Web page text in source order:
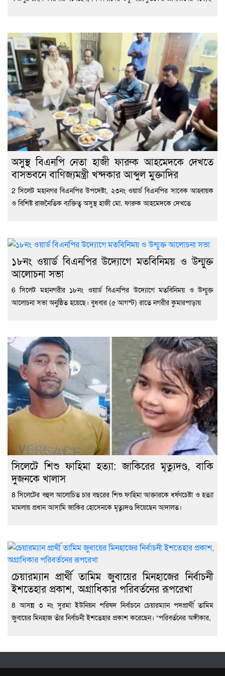
অসুস্থ বিএনপি নেতা হাজী ফারুক আহমেদকে দেখতে
বাসভবনে বাণিজ্যমন্ত্রী খন্দকার আব্দুল মুক্তাদির
2 সিলেট মহানগর বিএনপির উপদেষ্টা, ২৩নং ওয়ার্ড বিএনপির সাবেক আহ্বায়ক
ও বিশিষ্ট রাজনৈতিক ব্যক্তিত্ব অসুস্থ হাজী মো. ফারুক আহমেদকে দেখতে
১৮নং ওয়ার্ড বিএনপির উদ্যোগে মতবিনিময় ও উন্মুক্ত
আলোচনা সভা
6 সিলেট মহানগরীর ১৮নং ওয়ার্ড বিএনপির উদ্যোগে মতবিনিময় ও উন্মুক্ত
আলোচনা সভা অনুষ্ঠিত হয়েছে। বুধবার (৫ আগস্ট) রাতে নগরীর কুমারপাড়ায়
সিলেটে শিশু ফাহিমা হত্যা: জাকিরের মৃত্যুদণ্ড, বাকি
দুজনকে খালাস
8 সিলেটের বহুল আলোচিত চার বছরের শিশু ফাহিমা আক্তারকে ধর্ষণচেষ্টা ও হত্যা
মামলায় প্রধান আসামি জাকির হোসেনকে মৃত্যুদণ্ড দিয়েছেন আদালত।
চেয়ারম্যান প্রার্থী তামিম জুবায়ের মিনহাজের নির্বাচনী
ইশতেহার প্রকাশ, অগ্রাধিকার পরিবর্তনের রূপরেখা
8 আসন্ন ৩ নং সুরমা ইউনিয়ন পরিষদ নির্বাচনে চেয়ারম্যান পদপ্রার্থী তামিম
জুবায়ের মিনহাজ তাঁর নির্বাচনী ইশতেহার প্রকাশ করেছেন। “পরিবর্তনের অঙ্গীকার,